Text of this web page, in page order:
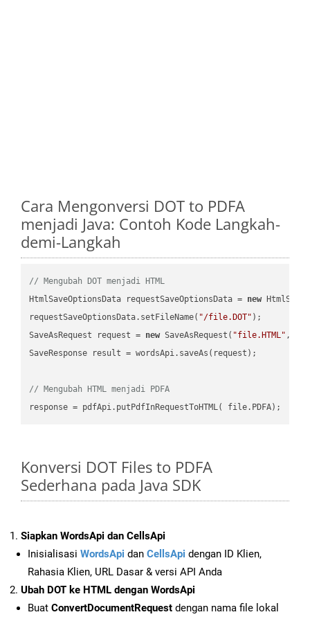
Cara Mengonversi DOT to PDFA
menjadi Java: Contoh Kode Langkah-
demi-Langkah
// Mengubah DOT menjadi HTML
HtmlSaveOptionsData requestSaveOptionsData = new
requestSaveOptionsData.setFileName( "/file.DOT" );
SaveAsRequest request = new SaveAsRequest( "file.HTML"
SaveResponse result = wordsApi.saveAs(request);
// Mengubah HTML menjadi PDFA
Konversi DOT Files to PDFA
Sederhana pada Java SDK
Siapkan WordsApi dan CellsApi
Inisialisasi WordsApi dan CellsApi dengan ID Klien,
Rahasia Klien, URL Dasar & versi API Anda
Ubah DOT ke HTML dengan WordsApi
Buat ConvertDocumentRequest dengan nama file lokal